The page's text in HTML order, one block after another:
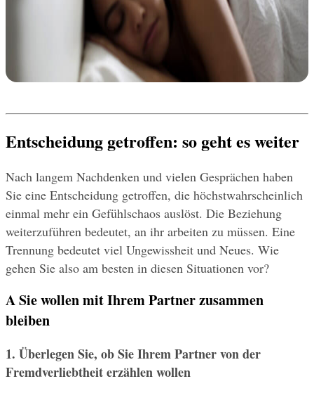
Entscheidung getroffen: so geht es weiter
Nach langem Nachdenken und vielen Gesprächen haben
Sie eine Entscheidung getroffen, die höchstwahrscheinlich
einmal mehr ein Gefühlschaos auslöst. Die Beziehung
weiterzuführen bedeutet, an ihr arbeiten zu müssen. Eine
Trennung bedeutet viel Ungewissheit und Neues. Wie
gehen Sie also am besten in diesen Situationen vor?
A Sie wollen mit Ihrem Partner zusammen
bleiben
1. Überlegen Sie, ob Sie Ihrem Partner von der
Fremdverliebtheit erzählen wollen